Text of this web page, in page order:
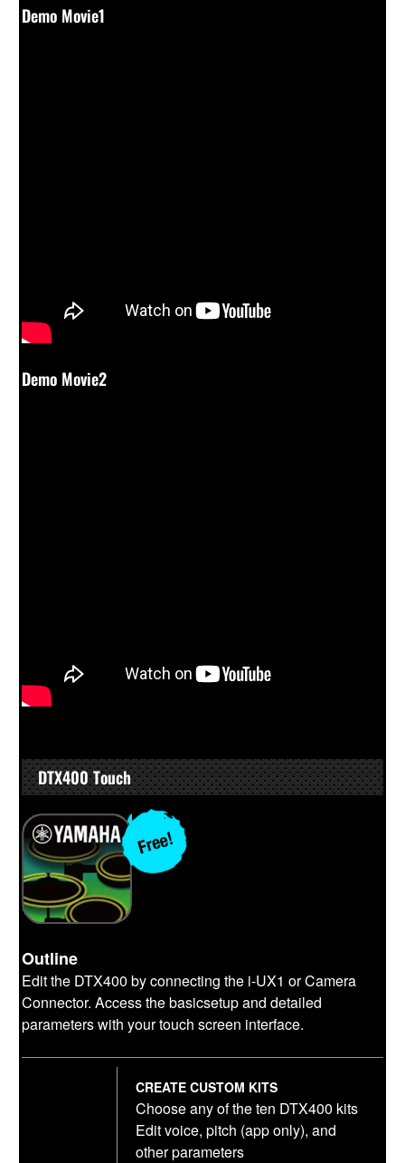
Demo Movie1
Demo Movie2
DTX400 Touch
Outline
Edit the DTX400 by connecting the i-UX1 or Camera
Connector. Access the basicsetup and detailed
parameters with your touch screen interface.
CREATE CUSTOM KITS
Choose any of the ten DTX400 kits
Edit voice, pitch (app only), and
other parameters